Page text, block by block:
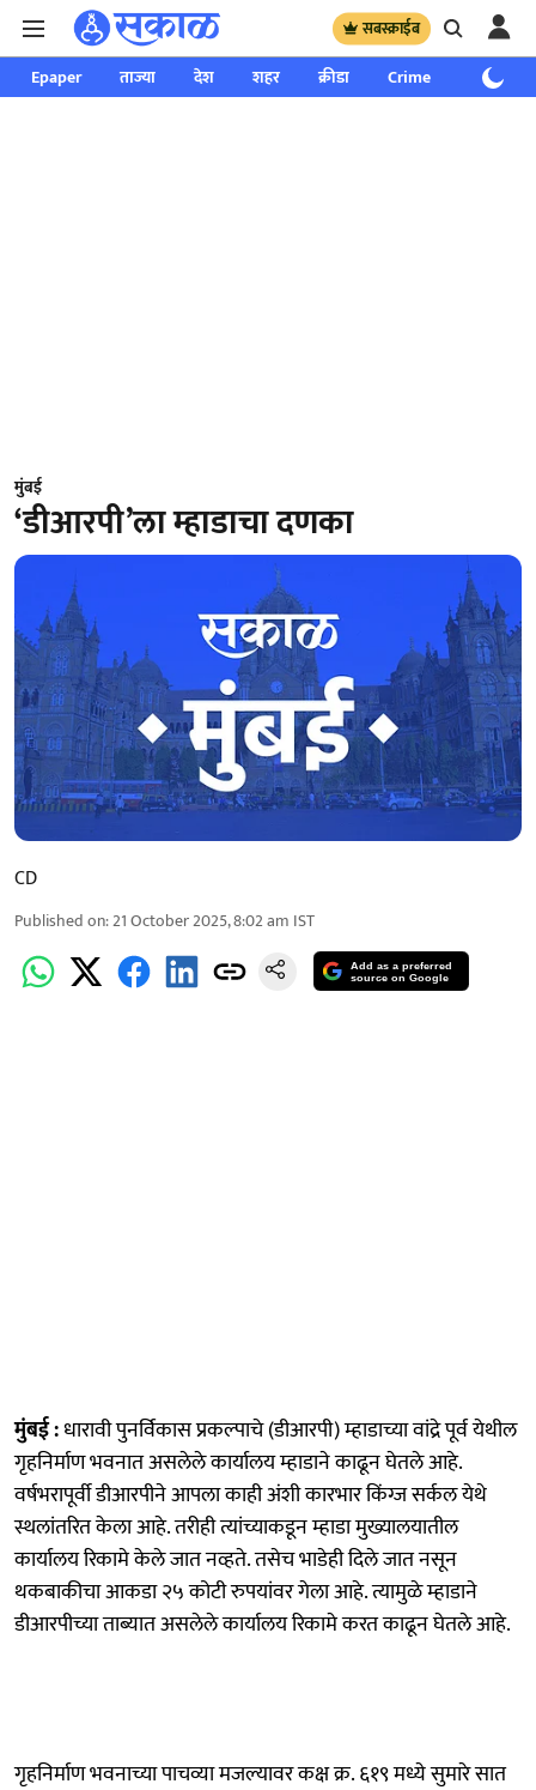
सबस्क्राईब
Epaper ताज्या देश शहर क्रीडा Crime साप्ताहिक
मुंबई
‘डीआरपी’ला म्हाडाचा दणका
CD
Published on:21 October 2025, 8:02 am IST
Add as a preferred
source on Google
मुंबई :धारावी पुनर्विकास प्रकल्पाचे (डीआरपी) म्हाडाच्या वांद्रे पूर्व येथील
गृहनिर्माण भवनात असलेले कार्यालय म्हाडाने काढून घेतले आहे.
वर्षभरापूर्वी डीआरपीने आपला काही अंशी कारभार किंग्ज सर्कल येथे
स्थलांतरित केला आहे. तरीही त्यांच्याकडून म्हाडा मुख्यालयातील
कार्यालय रिकामे केले जात नव्हते. तसेच भाडेही दिले जात नसून
थकबाकीचा आकडा २५ कोटी रुपयांवर गेला आहे. त्यामुळे म्हाडाने
डीआरपीच्या ताब्यात असलेले कार्यालय रिकामे करत काढून घेतले आहे.
गृहनिर्माण भवनाच्या पाचव्या मजल्यावर कक्ष क्र. ६१९ मध्ये सुमारे सात